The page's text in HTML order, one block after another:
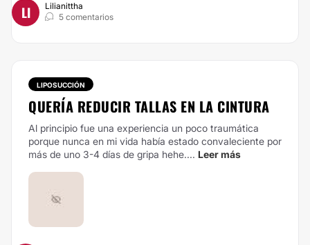
LI
Lilianittha
5 comentarios
LIPOSUCCIÓN
QUERÍA REDUCIR TALLAS EN LA CINTURA
Al principio fue una experiencia un poco traumática
porque nunca en mi vida había estado convaleciente por
más de uno 3-4 días de gripa hehe.... Leer más